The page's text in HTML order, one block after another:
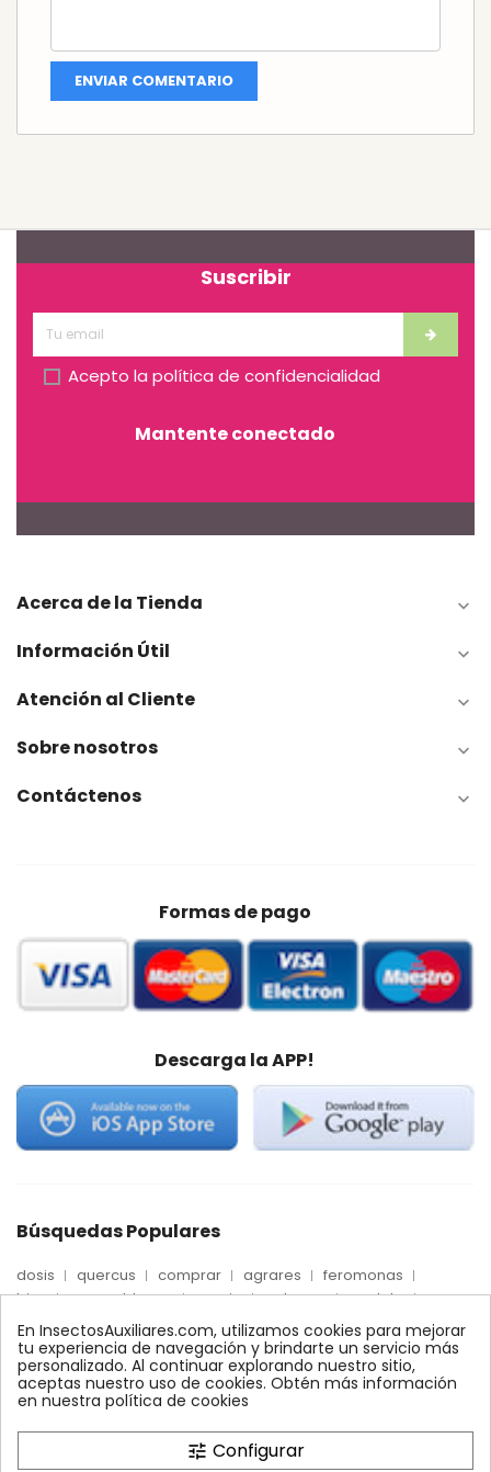
Suscribir
Acepto la política de confidencialidad
Mantente conectado
Acerca de la Tienda 
Información Útil 
Atención al Cliente 
Sobre nosotros 
Contáctenos 
Formas de pago
Descarga la APP!
Búsquedas Populares
dosis quercus comprar agrares
feromonas
trips
mosca blanca precio palmera
quelato
Econex
control amblyseius araña roja
max
nido encinas alcornoques
conector
xilemax
foresta monitoreo ynject
fertinyect
bioline
robles conectores
ecologico
control biologico
En InsectosAuxiliares.com, utilizamos cookies para mejorar
tu experiencia de navegación y brindarte un servicio más
personalizado. Al continuar explorando nuestro sitio,
aceptas nuestro uso de cookies. Obtén más información
en nuestra política de cookies
tune Configurar